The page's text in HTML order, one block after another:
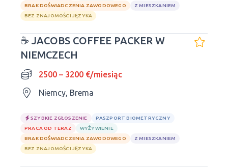
BRAK DOŚWIADCZENIA ZAWODOWEGO
Z MIESZKANIEM
BEZ ZNAJOMOŚCI JĘZYKA
☕ JACOBS COFFEE PACKER W
NIEMCZECH
2500 – 3200 €/miesiąc
Niemcy, Brema
SZYBKIE ZGŁOSZENIE
PASZPORT BIOMETRYCZNY
PRACA OD TERAZ
WYŻYWIENIE
BRAK DOŚWIADCZENIA ZAWODOWEGO
Z MIESZKANIEM
BEZ ZNAJOMOŚCI JĘZYKA